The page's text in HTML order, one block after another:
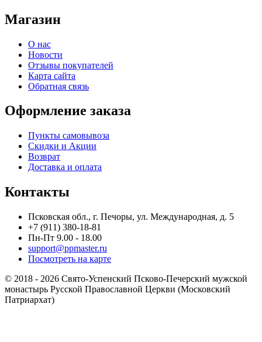
Магазин
О нас
Новости
Отзывы покупателей
Карта сайта
Обратная связь
Оформление заказа
Пункты самовывоза
Скидки и Акции
Возврат
Доставка и оплата
Контакты
Псковская обл., г. Печоры, ул. Международная, д. 5
+7 (911) 380-18-81
Пн-Пт 9.00 - 18.00
support@ppmaster.ru
Посмотреть на карте
© 2018 - 2026 Свято-Успенский Псково-Печерский мужской
монастырь Русской Православной Церкви (Московский
Патриархат)